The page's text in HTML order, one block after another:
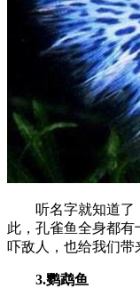
听名字就知道了，
此，孔雀鱼全身都
吓敌人，也给我们带
3.鹦鹉鱼